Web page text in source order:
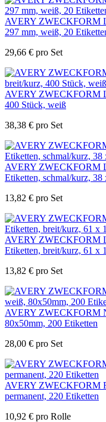
AVERY ZWECKFORM
297 mm, weiß, 20
29,66 € pro Set
AVERY ZWECKFORM
400 Stück, weiß
38,38 € pro Set
AVERY ZWECKFORM
Etiketten, schmal/kurz,
13,82 € pro Set
AVERY ZWECKFORM
Etiketten, breit/kurz, 61 x
13,82 € pro Set
AVERY ZWECKFORM
80x50mm, 200 Etiketten
28,00 € pro Set
AVERY ZWECKFORM
permanent, 220 Etiketten
10,92 € pro Rolle